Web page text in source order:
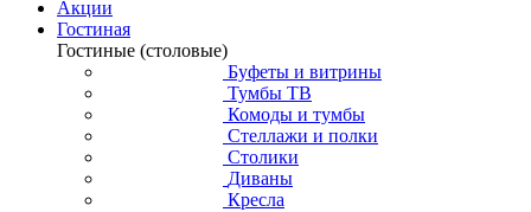
Акции
Гостиная
Гостиные (столовые)
Буфеты и витрины
Тумбы ТВ
Комоды и тумбы
Стеллажи и полки
Столики
Диваны
Кресла